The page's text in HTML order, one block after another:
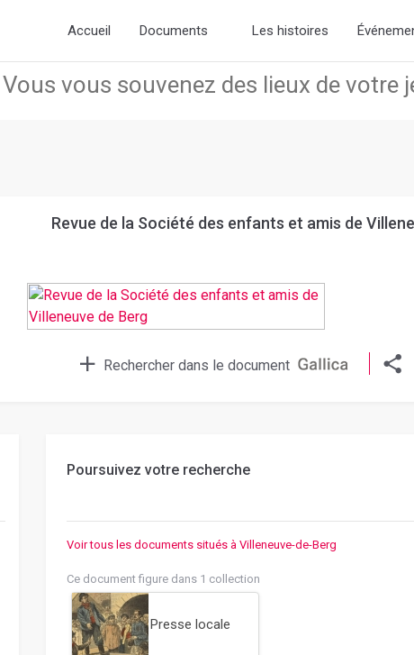
Accueil Documents Les histoires
Revue de la Société des enfants et amis de
Rechercher dans le document
Poursuivez votre recherche
Voir tous les documents situés à Villeneuve-de-Berg
Ce document figure dans 1 collection
Presse locale